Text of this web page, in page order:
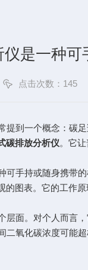
是一种可
点击次数：145
到一个概念：碳足
碳排放分析仪。它
手持或随身携带的
的图表。它的工作
面。对个人而言，
二氧化碳浓度可能